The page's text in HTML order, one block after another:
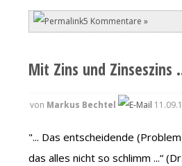
5 Kommentare »
Mit Zins und Zinseszins
von Markus Bechtel
"... Das entscheidende
das alles nicht so schlimm ...“